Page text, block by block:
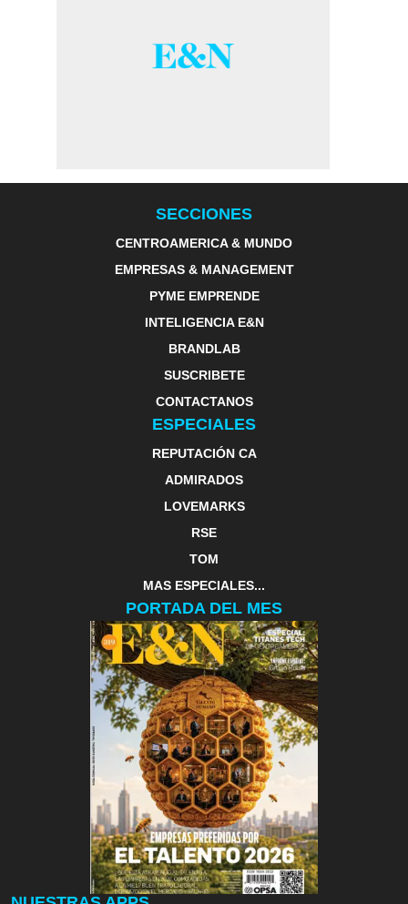
SECCIONES
CENTROAMERICA & MUNDO
EMPRESAS & MANAGEMENT
PYME EMPRENDE
INTELIGENCIA E&N
BRANDLAB
SUSCRIBETE
CONTACTANOS
ESPECIALES
REPUTACIÓN CA
ADMIRADOS
LOVEMARKS
RSE
TOM
MAS ESPECIALES...
PORTADA DEL MES